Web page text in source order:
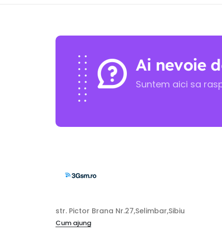
Ai nevoie
Suntem aici sa
str. Pictor Brana Nr.27,Selimbar,Sibiu
Cum ajung